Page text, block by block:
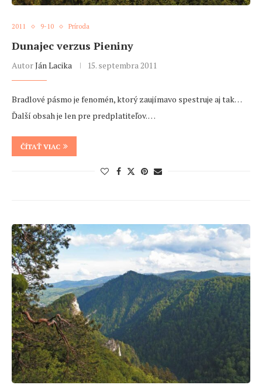
2011 9-10 Príroda
Dunajec verzus Pieniny
AutorJán Lacika 15. septembra 2011
Bradlové pásmo je fenomén, ktorý zaujímavo spestruje aj tak…
Ďalší obsah je len pre predplatiteľov. …
ČÍTAŤ VIAC